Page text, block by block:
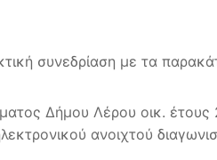
συνεδρίαση με τα
Δήμου Λέρου οικ. έτους
ανοιχτού